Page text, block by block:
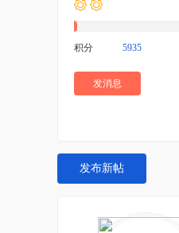
积分 5935
发消息
发布新帖